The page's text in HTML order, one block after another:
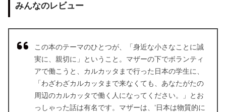
みんなのレビュー
この本のテーマのひとつが、「身近な小さなことに誠
実に、親切に」ということ。マザーの下でボランティ
アで働こうと、カルカッタまで行った日本の学生に、
「わざわざカルカッタまで来なくても、あなたがたの
周辺のカルカッタで働く人になってください。」とお
っしゃった話は有名です。マザーは、’日本は物質的に